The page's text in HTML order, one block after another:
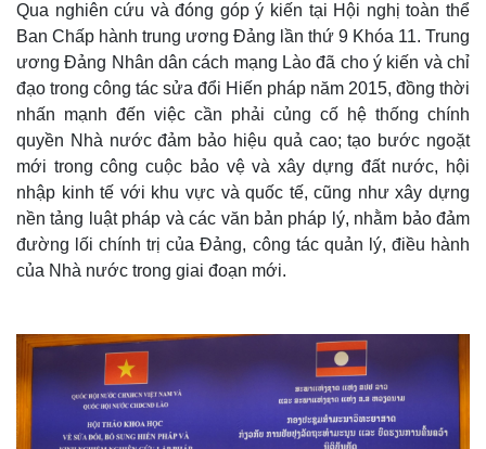
T
m
Qua nghiên cứu và đóng góp ý kiến tại Hội nghị toàn thể
Ban Chấp hành trung ương Đảng lần thứ 9 Khóa 11. Trung
ương Đảng Nhân dân cách mạng Lào đã cho ý kiến và chỉ
đạo trong công tác sửa đổi Hiến pháp năm 2015, đồng thời
nhấn mạnh đến việc cần phải củng cố hệ thống chính
quyền Nhà nước đảm bảo hiệu quả cao; tạo bước ngoặt
mới trong công cuộc bảo vệ và xây dựng đất nước, hội
nhập kinh tế với khu vực và quốc tế, cũng như xây dựng
nền tảng luật pháp và các văn bản pháp lý, nhằm bảo đảm
đường lối chính trị của Đảng, công tác quản lý, điều hành
của Nhà nước trong giai đoạn mới.